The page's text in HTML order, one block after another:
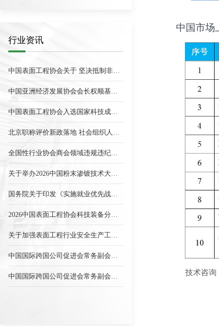
行业资讯
【深入贯彻中央八项规定精神学习教育】学习问答•加强党的作风建设⑥"四风"是指哪"四风"？具体表现是什么？
关于《热障涂层热冲击寿命测试方法》团体标准 拟立项的公示
中央社会工作部召开《中共中央 国务院关于加强新时代社会工作的意见》学习贯彻工作部署推进会
中共中央 国务院印发《关于加强新时代社会工作的意见》
关于对《无氰镀银层通用规范（征求意见稿）》等3项团体标准征求意见的函
关于征集《镁合金自修复膜工艺规范》团体标准起草单位的通知提质增效 数智赋能 持续推进行业可持续发展——中国表面工程协会七届二次理事（扩大）会议在上海召开
第二十八届国际热喷涂研讨会（ITSS′2025）暨第二十九届全国热喷涂年会（CNTSC′2025）成功召开
中国市场
技术咨